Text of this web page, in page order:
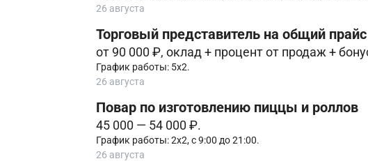
26 августа
Торговый представитель на общий прайс
от 90 000 ₽, оклад + процент от продаж +
График работы: 5х2.
26 августа
Повар по изготовлению пиццы и роллов
45 000 — 54 000 ₽.
График работы: 2х2, с 9:00 до 21:00.
26 августа